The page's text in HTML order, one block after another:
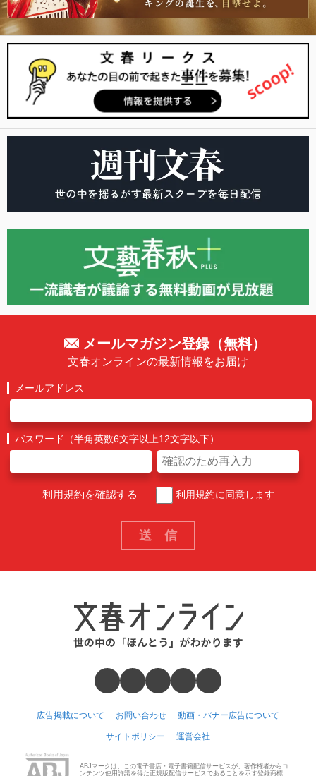
メールマガジン登録（無料）
文春オンラインの最新情報をお届け
メールアドレス
パスワード（半角英数6文字以上12文字以下）
利用規約を確認する 利用規約に同意します
広告掲載について お問い合わせ 動画・バナー広告について
サイトポリシー 運営会社
ABJマークは、この電子書店・電子書籍配信サービスが、著作権者からコ
ンテンツ使用許諾を得た正規版配信サービスであることを示す登録商標